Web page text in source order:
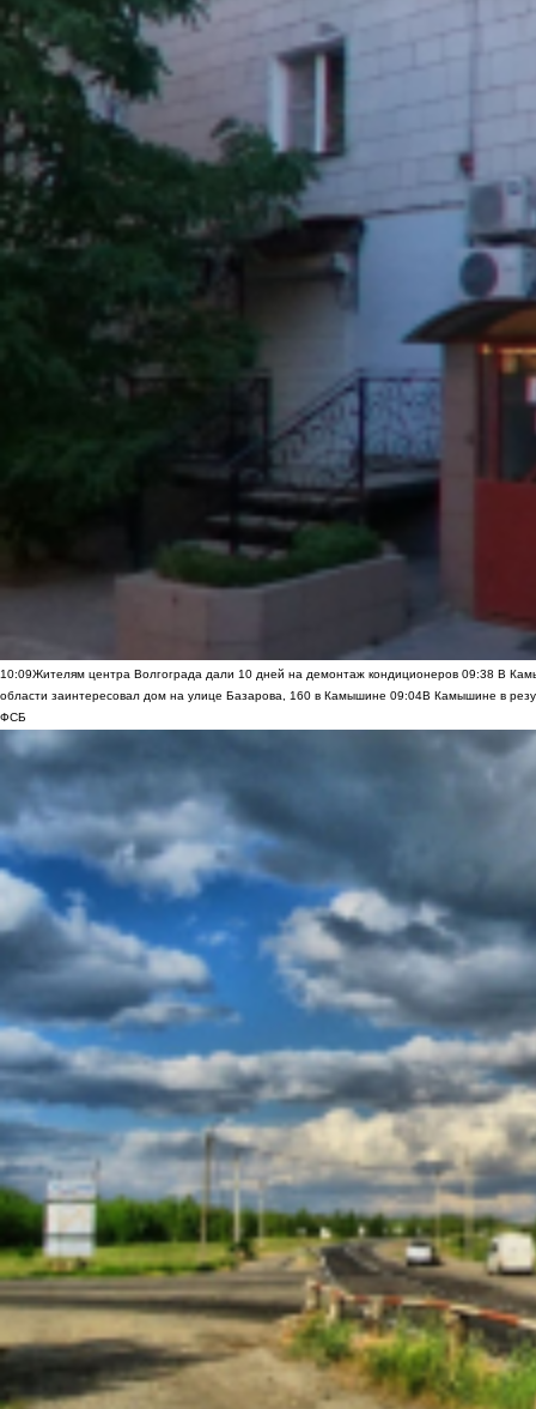
10:09Жителям центра Волгограда дали 10 дней на демонтаж кондиционеров 09:38 В
области заинтересовал дом на улице Базарова, 160 в Камышине 09:04В Камышине в
ФСБ